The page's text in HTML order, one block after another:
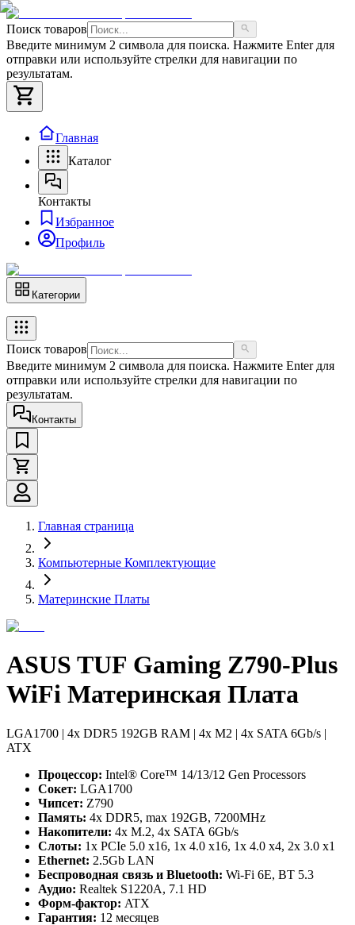
Поиск товаров
Введите минимум 2 символа для поиска. Нажмите Enter для
отправки или используйте стрелки для навигации по
результатам.
Главная
Каталог
Контакты
Избранное
Профиль
Категории
Поиск товаров
Введите минимум 2 символа для поиска. Нажмите Enter для
отправки или используйте стрелки для навигации по
результатам.
Контакты
Главная страница
Компьютерные Комплектующие
Материнские Платы
ASUS TUF Gaming Z790-Plus
WiFi Материнская Плата
LGA1700 | 4x DDR5 192GB RAM | 4x M2 | 4x SATA 6Gb/s |
ATX
Процессор: Intel® Core™ 14/13/12 Gen Processors
Сокет: LGA1700
Чипсет: Z790
Память: 4x DDR5, max 192GB, 7200MHz
Накопители: 4x M.2, 4x SATA 6Gb/s
Слоты: 1x PCIe 5.0 x16, 1x 4.0 x16, 1x 4.0 x4, 2x 3.0 x1
Ethernet: 2.5Gb LAN
Беспроводная связь и Bluetooth: Wi-Fi 6E, BT 5.3
Аудио: Realtek S1220A, 7.1 HD
Форм-фактор: ATX
Гарантия: 12 месяцев